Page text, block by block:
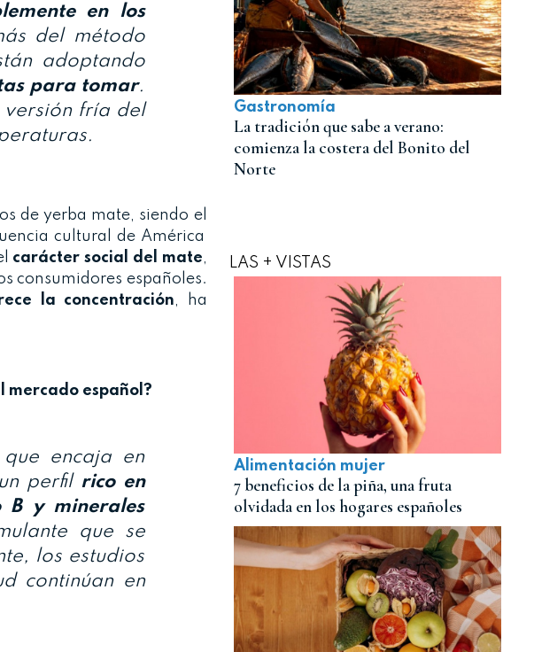
en los
del método
adoptando
para tomar.
versión fría del
de yerba mate, siendo el
cultural de América
carácter social del mate,
consumidores españoles.
la concentración, ha
mercado español?
encaja en
perfilrico en
B y minerales
que se
los estudios
continúan en
Gastronomía
La tradición que sabe a verano:
comienza la costera del Bonito del
Norte
LAS + VISTAS
Alimentación mujer
7 beneficios de la piña, una fruta
olvidada en los hogares españoles